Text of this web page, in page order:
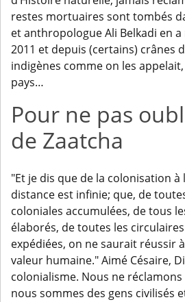
restes mortuaires sont tombés
et anthropologue Ali Belkadi en
2011 et depuis (certains) crânes
indigènes comme on les
pays…
Pour ne pas
de Zaatcha
"Et je dis que de la colonisation à
distance est infinie; que, de
coloniales accumulées, de tous
élaborés, de toutes les
expédiées, on ne saurait réussir
valeur humaine." Aimé Césaire,
colonialisme. Nous ne
nous sommes des gens civilisés